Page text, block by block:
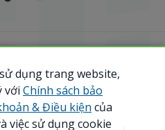
All Rights
0107867370
dụng trang website,
với Chính sách bảo
& Điều kiện của
việc sử dụng cookie